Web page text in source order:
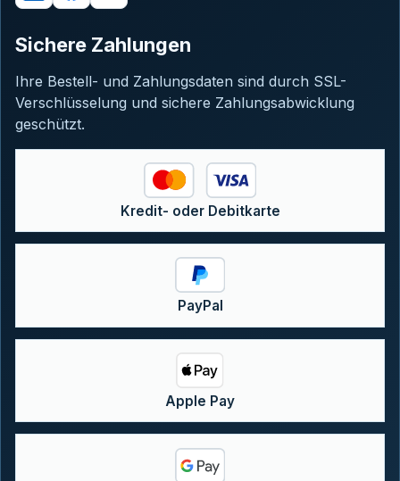
Sichere Zahlungen
Ihre Bestell- und Zahlungsdaten sind durch SSL-
Verschlüsselung und sichere Zahlungsabwicklung
geschützt.
Kredit- oder Debitkarte
PayPal
Apple Pay